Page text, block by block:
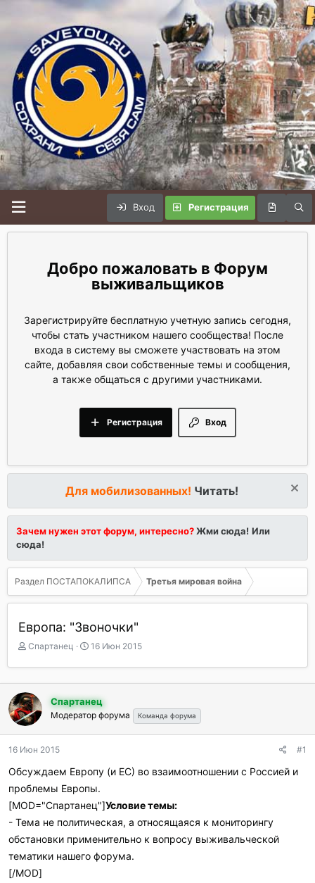
Вход Регистрация
Форум
выживальщиков
Зарегистрируйте бесплатную учетную запись сегодня,
чтобы стать участником нашего сообщества! После
входа в систему вы сможете участвовать на этом
сайте, добавляя свои собственные темы и сообщения,
а также общаться с другими участниками.
Вход
Регистрация
Для мобилизованных! Читать!
Зачем нужен этот форум, интересно?Жми сюда! Или
сюда!
Раздел ПОСТАПОКАЛИПСА Третья мировая война
Европа: "Звоночки"
А
т
о
р
т
е
м
ы
Спартанец
Д
т
а
н
а
ч
а
16 Июн 2015
Спартанец
Модератор форума Команда форума
16 Июн 2015 #1
Обсуждаем Европу (и ЕС) во взаимоотношении с Россией и
проблемы Европы.
[MOD="Спартанец"]Условие темы:
- Тема не политическая, а относящаяся к мониторингу
обстановки применительно к вопросу выживальческой
тематики нашего форума.
[/MOD]